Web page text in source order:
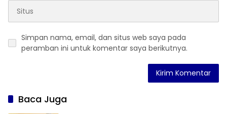
Simpan nama, email, dan situs web saya pada
peramban ini untuk komentar saya berikutnya.
Baca Juga